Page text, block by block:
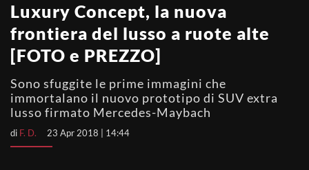
Luxury Concept, la nuova
frontiera del lusso a ruote alte
[FOTO e PREZZO]
Sono sfuggite le prime immagini che
immortalano il nuovo prototipo di SUV extra
lusso firmato Mercedes-Maybach
di F. D. 23 Apr 2018 | 14:44